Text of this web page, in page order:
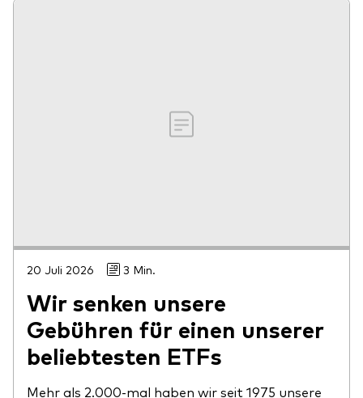
20 Juli 2026 3 Min.
Wir senken unsere
Gebühren für einen unserer
beliebtesten ETFs
Mehr als 2.000-mal haben wir seit 1975 unsere